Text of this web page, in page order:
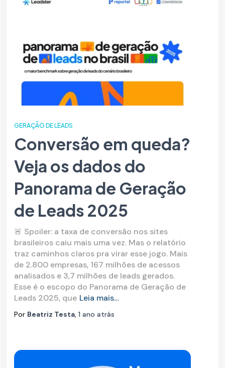
GERAÇÃO DE LEADS
Conversão em queda?
Veja os dados do
Panorama de Geração
de Leads 2025
🚨 Spoiler: a taxa de conversão nos sites
brasileiros caiu mais uma vez. Mas o relatório
traz caminhos claros pra virar esse jogo. Mais
de 2.800 empresas, 167 milhões de acessos
analisados e 3,7 milhões de leads gerados.
Esse é o escopo do Panorama de Geração de
Leads 2025, que Leia mais…
Por Beatriz Testa,1 ano atrás